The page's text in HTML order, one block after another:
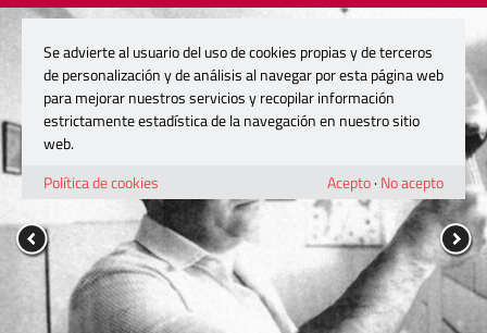
Se advierte al usuario del uso de cookies propias y de terceros
de personalización y de análisis al navegar por esta página web
para mejorar nuestros servicios y recopilar información
estrictamente estadística de la navegación en nuestro sitio
web.
Política de cookies
Acepto· No acepto